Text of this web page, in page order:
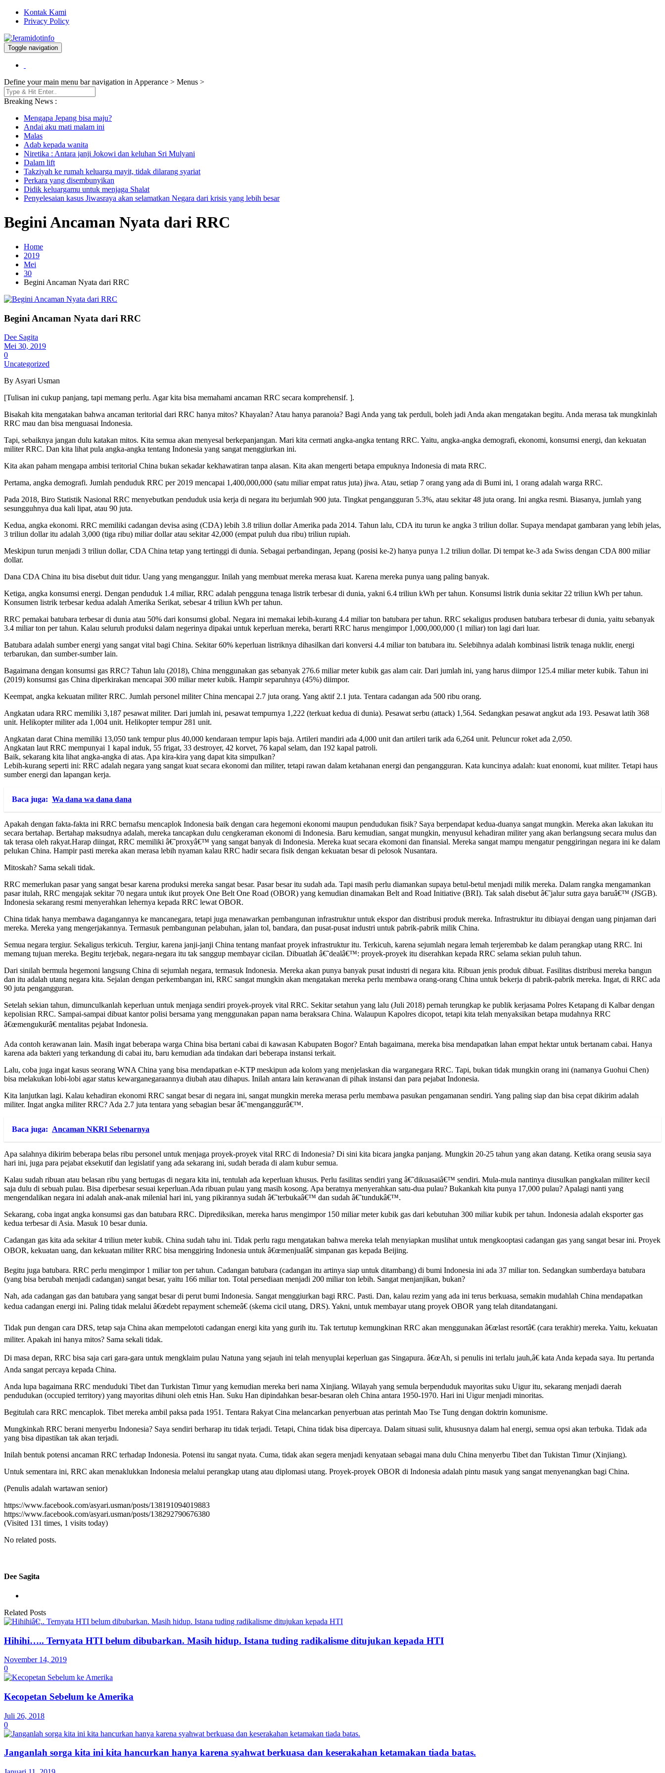
Kontak Kami
Privacy Policy
Jeramidotinfo
Berita dan Informasi Terkini
Toggle navigation
Define your main menu bar navigation in Apperance > Menus >
Breaking News :
Mengapa Jepang bisa maju?
Andai aku mati malam ini
Malas
Adab kepada wanita
Niretika : Antara janji Jokowi dan keluhan Sri Mulyani
Dalam lift
Takziyah ke rumah keluarga mayit, tidak dilarang syariat
Perkara yang disembunyikan
Didik keluargamu untuk menjaga Shalat
Penyelesaian kasus Jiwasraya akan selamatkan Negara dari krisis yang lebih besar
Begini Ancaman Nyata dari RRC
Home
2019
Mei
30
Begini Ancaman Nyata dari RRC
Begini Ancaman Nyata dari RRC
Dee Sagita
Mei 30, 2019
0
Uncategorized
By Asyari Usman
[Tulisan ini cukup panjang, tapi memang perlu. Agar kita bisa memahami ancaman RRC secara komprehensif. ].
Bisakah kita mengatakan bahwa ancaman teritorial dari RRC hanya mitos? Khayalan? Atau hanya paranoia? Bagi Anda yang tak perduli, boleh jadi Anda akan mengatakan begitu. Anda merasa tak mungkinlah
RRC mau dan bisa menguasai Indonesia.
Tapi, sebaiknya jangan dulu katakan mitos. Kita semua akan menyesal berkepanjangan. Mari kita cermati angka-angka tentang RRC. Yaitu, angka-angka demografi, ekonomi, konsumsi energi, dan kekuatan
militer RRC. Dan kita lihat pula angka-angka tentang Indonesia yang sangat menggiurkan ini.
Kita akan paham mengapa ambisi teritorial China bukan sekadar kekhawatiran tanpa alasan. Kita akan mengerti betapa empuknya Indonesia di mata RRC.
Pertama, angka demografi. Jumlah penduduk RRC per 2019 mencapai 1,400,000,000 (satu miliar empat ratus juta) jiwa. Atau, setiap 7 orang yang ada di Bumi ini, 1 orang adalah warga RRC.
Pada 2018, Biro Statistik Nasional RRC menyebutkan penduduk usia kerja di negara itu berjumlah 900 juta. Tingkat pengangguran 5.3%, atau sekitar 48 juta orang. Ini angka resmi. Biasanya, jumlah yang
sesungguhnya dua kali lipat, atau 90 juta.
Kedua, angka ekonomi. RRC memiliki cadangan devisa asing (CDA) lebih 3.8 triliun dollar Amerika pada 2014. Tahun lalu, CDA itu turun ke angka 3 triliun dollar. Supaya mendapat gambaran yang lebih jelas,
3 triliun dollar itu adalah 3,000 (tiga ribu) miliar dollar atau sekitar 42,000 (empat puluh dua ribu) triliun rupiah.
Meskipun turun menjadi 3 triliun dollar, CDA China tetap yang tertinggi di dunia. Sebagai perbandingan, Jepang (posisi ke-2) hanya punya 1.2 triliun dollar. Di tempat ke-3 ada Swiss dengan CDA 800 miliar
dollar.
Dana CDA China itu bisa disebut duit tidur. Uang yang menganggur. Inilah yang membuat mereka merasa kuat. Karena mereka punya uang paling banyak.
Ketiga, angka konsumsi energi. Dengan penduduk 1.4 miliar, RRC adalah pengguna tenaga listrik terbesar di dunia, yakni 6.4 triliun kWh per tahun. Konsumsi listrik dunia sekitar 22 triliun kWh per tahun.
Konsumen listrik terbesar kedua adalah Amerika Serikat, sebesar 4 triliun kWh per tahun.
RRC pemakai batubara terbesar di dunia atau 50% dari konsumsi global. Negara ini memakai lebih-kurang 4.4 miliar ton batubara per tahun. RRC sekaligus produsen batubara terbesar di dunia, yaitu sebanyak
3.4 miliar ton per tahun. Kalau seluruh produksi dalam negerinya dipakai untuk keperluan mereka, berarti RRC harus mengimpor 1,000,000,000 (1 miliar) ton lagi dari luar.
Batubara adalah sumber energi yang sangat vital bagi China. Sekitar 60% keperluan listriknya dihasilkan dari konversi 4.4 miliar ton batubara itu. Selebihnya adalah kombinasi listrik tenaga nuklir, energi
terbarukan, dan sumber-sumber lain.
Bagaimana dengan konsumsi gas RRC? Tahun lalu (2018), China menggunakan gas sebanyak 276.6 miliar meter kubik gas alam cair. Dari jumlah ini, yang harus diimpor 125.4 miliar meter kubik. Tahun ini
(2019) konsumsi gas China diperkirakan mencapai 300 miliar meter kubik. Hampir separuhnya (45%) diimpor.
Keempat, angka kekuatan militer RRC. Jumlah personel militer China mencapai 2.7 juta orang. Yang aktif 2.1 juta. Tentara cadangan ada 500 ribu orang.
Angkatan udara RRC memiliki 3,187 pesawat militer. Dari jumlah ini, pesawat tempurnya 1,222 (terkuat kedua di dunia). Pesawat serbu (attack) 1,564. Sedangkan pesawat angkut ada 193. Pesawat latih 368
unit. Helikopter militer ada 1,004 unit. Helikopter tempur 281 unit.
Angkatan darat China memiliki 13,050 tank tempur plus 40,000 kendaraan tempur lapis baja. Artileri mandiri ada 4,000 unit dan artileri tarik ada 6,264 unit. Peluncur roket ada 2,050.
Angkatan laut RRC mempunyai 1 kapal induk, 55 frigat, 33 destroyer, 42 korvet, 76 kapal selam, dan 192 kapal patroli.
Baik, sekarang kita lihat angka-angka di atas. Apa kira-kira yang dapat kita simpulkan?
Lebih-kurang seperti ini: RRC adalah negara yang sangat kuat secara ekonomi dan militer, tetapi rawan dalam ketahanan energi dan pengangguran. Kata kuncinya adalah: kuat enonomi, kuat militer. Tetapi haus
sumber energi dan lapangan kerja.
Baca juga: Wa dana wa dana dana
Apakah dengan fakta-fakta ini RRC bernafsu mencaplok Indonesia baik dengan cara hegemoni ekonomi maupun pendudukan fisik? Saya berpendapat kedua-duanya sangat mungkin. Mereka akan lakukan itu
secara bertahap. Bertahap maksudnya adalah, mereka tancapkan dulu cengkeraman ekonomi di Indonesia. Baru kemudian, sangat mungkin, menyusul kehadiran militer yang akan berlangsung secara mulus dan
tak terasa oleh rakyat.Harap diingat, RRC memiliki â€˜proxyâ€™ yang sangat banyak di Indonesia. Mereka kuat secara ekomoni dan finansial. Mereka sangat mampu mengatur penggiringan negara ini ke dalam
pelukan China. Hampir pasti mereka akan merasa lebih nyaman kalau RRC hadir secara fisik dengan kekuatan besar di pelosok Nusantara.
Mitoskah? Sama sekali tidak.
RRC memerlukan pasar yang sangat besar karena produksi mereka sangat besar. Pasar besar itu sudah ada. Tapi masih perlu diamankan supaya betul-betul menjadi milik mereka. Dalam rangka mengamankan
pasar itulah, RRC mengajak sekitar 70 negara untuk ikut proyek One Belt One Road (OBOR) yang kemudian dinamakan Belt and Road Initiative (BRI). Tak salah disebut â€˜jalur sutra gaya baruâ€™ (JSGB).
Indonesia sekarang resmi menyerahkan lehernya kepada RRC lewat OBOR.
China tidak hanya membawa dagangannya ke mancanegara, tetapi juga menawarkan pembangunan infrastruktur untuk ekspor dan distribusi produk mereka. Infrastruktur itu dibiayai dengan uang pinjaman dari
mereka. Mereka yang mengerjakannya. Termasuk pembangunan pelabuhan, jalan tol, bandara, dan pusat-pusat industri untuk pabrik-pabrik milik China.
Semua negara tergiur. Sekaligus terkicuh. Tergiur, karena janji-janji China tentang manfaat proyek infrastruktur itu. Terkicuh, karena sejumlah negara lemah terjerembab ke dalam perangkap utang RRC. Ini
memang tujuan mereka. Begitu terjebak, negara-negara itu tak sanggup membayar cicilan. Dibuatlah â€˜dealâ€™: proyek-proyek itu diserahkan kepada RRC selama sekian puluh tahun.
Dari sinilah bermula hegemoni langsung China di sejumlah negara, termasuk Indonesia. Mereka akan punya banyak pusat industri di negara kita. Ribuan jenis produk dibuat. Fasilitas distribusi mereka bangun
dan itu adalah utang negara kita. Sejalan dengan perkembangan ini, RRC sangat mungkin akan mengatakan mereka perlu membawa orang-orang China untuk bekerja di pabrik-pabrik mereka. Ingat, di RRC ada
90 juta pengangguran.
Setelah sekian tahun, dimunculkanlah keperluan untuk menjaga sendiri proyek-proyek vital RRC. Sekitar setahun yang lalu (Juli 2018) pernah terungkap ke publik kerjasama Polres Ketapang di Kalbar dengan
kepolisian RRC. Sampai-sampai dibuat kantor polisi bersama yang menggunakan papan nama beraksara China. Walaupun Kapolres dicopot, tetapi kita telah menyaksikan betapa mudahnya RRC
â€œmengukurâ€ mentalitas pejabat Indonesia.
Ada contoh kerawanan lain. Masih ingat beberapa warga China bisa bertani cabai di kawasan Kabupaten Bogor? Entah bagaimana, mereka bisa mendapatkan lahan empat hektar untuk bertanam cabai. Hanya
karena ada bakteri yang terkandung di cabai itu, baru kemudian ada tindakan dari beberapa instansi terkait.
Lalu, coba juga ingat kasus seorang WNA China yang bisa mendapatkan e-KTP meskipun ada kolom yang menjelaskan dia warganegara RRC. Tapi, bukan tidak mungkin orang ini (namanya Guohui Chen)
bisa melakukan lobi-lobi agar status kewarganegaraannya diubah atau dihapus. Inilah antara lain kerawanan di pihak instansi dan para pejabat Indonesia.
Kita lanjutkan lagi. Kalau kehadiran ekonomi RRC sangat besar di negara ini, sangat mungkin mereka merasa perlu membawa pasukan pengamanan sendiri. Yang paling siap dan bisa cepat dikirim adalah
militer. Ingat angka militer RRC? Ada 2.7 juta tentara yang sebagian besar â€˜menganggurâ€™.
Baca juga: Ancaman NKRI Sebenarnya
Apa salahnya dikirim beberapa belas ribu personel untuk menjaga proyek-proyek vital RRC di Indonesia? Di sini kita bicara jangka panjang. Mungkin 20-25 tahun yang akan datang. Ketika orang seusia saya
hari ini, juga para pejabat eksekutif dan legislatif yang ada sekarang ini, sudah berada di alam kubur semua.
Kalau sudah ribuan atau belasan ribu yang bertugas di negara kita ini, tentulah ada keperluan khusus. Perlu fasilitas sendiri yang â€˜dikuasaiâ€™ sendiri. Mula-mula nantinya diusulkan pangkalan militer kecil
saja dulu di sebuah pulau. Bisa diperbesar sesuai keperluan.Ada ribuan pulau yang masih kosong. Apa beratnya menyerahkan satu-dua pulau? Bukankah kita punya 17,000 pulau? Apalagi nanti yang
mengendalikan negara ini adalah anak-anak milenial hari ini, yang pikirannya sudah â€˜terbukaâ€™ dan sudah â€˜tundukâ€™.
Sekarang, coba ingat angka konsumsi gas dan batubara RRC. Diprediksikan, mereka harus mengimpor 150 miliar meter kubik gas dari kebutuhan 300 miliar kubik per tahun. Indonesia adalah eksporter gas
kedua terbesar di Asia. Masuk 10 besar dunia.
Cadangan gas kita ada sekitar 4 triliun meter kubik. China sudah tahu ini. Tidak perlu ragu mengatakan bahwa mereka telah menyiapkan muslihat untuk mengkooptasi cadangan gas yang sangat besar ini. Proyek
OBOR, kekuatan uang, dan kekuatan militer RRC bisa menggiring Indonesia untuk â€œmenjualâ€ simpanan gas kepada Beijing.
Begitu juga batubara. RRC perlu mengimpor 1 miliar ton per tahun. Cadangan batubara (cadangan itu artinya siap untuk ditambang) di bumi Indonesia ini ada 37 miliar ton. Sedangkan sumberdaya batubara
(yang bisa berubah menjadi cadangan) sangat besar, yaitu 166 miliar ton. Total persediaan menjadi 200 miliar ton lebih. Sangat menjanjikan, bukan?
Nah, ada cadangan gas dan batubara yang sangat besar di perut bumi Indonesia. Sangat menggiurkan bagi RRC. Pasti. Dan, kalau rezim yang ada ini terus berkuasa, semakin mudahlah China mendapatkan
kedua cadangan energi ini. Paling tidak melalui â€œdebt repayment schemeâ€ (skema cicil utang, DRS). Yakni, untuk membayar utang proyek OBOR yang telah ditandatangani.
Tidak pun dengan cara DRS, tetap saja China akan mempelototi cadangan energi kita yang gurih itu. Tak tertutup kemungkinan RRC akan menggunakan â€œlast resortâ€ (cara terakhir) mereka. Yaitu, kekuatan
militer. Apakah ini hanya mitos? Sama sekali tidak.
Di masa depan, RRC bisa saja cari gara-gara untuk mengklaim pulau Natuna yang sejauh ini telah menyuplai keperluan gas Singapura. â€œAh, si penulis ini terlalu jauh,â€ kata Anda kepada saya. Itu pertanda
Anda sangat percaya kepada China.
Anda lupa bagaimana RRC menduduki Tibet dan Turkistan Timur yang kemudian mereka beri nama Xinjiang. Wilayah yang semula berpenduduk mayoritas suku Uigur itu, sekarang menjadi daerah
pendudukan (occupied territory) yang mayoritas dihuni oleh etnis Han. Suku Han dipindahkan besar-besaran oleh China antara 1950-1970. Hari ini Uigur menjadi minoritas.
Begitulah cara RRC mencaplok. Tibet mereka ambil paksa pada 1951. Tentara Rakyat Cina melancarkan penyerbuan atas perintah Mao Tse Tung dengan doktrin komunisme.
Mungkinkah RRC berani menyerbu Indonesia? Saya sendiri berharap itu tidak terjadi. Tetapi, China tidak bisa dipercaya. Dalam situasi sulit, khususnya dalam hal energi, semua opsi akan terbuka. Tidak ada
yang bisa dipastikan tak akan terjadi.
Inilah bentuk potensi ancaman RRC terhadap Indonesia. Potensi itu sangat nyata. Cuma, tidak akan segera menjadi kenyataan sebagai mana dulu China menyerbu Tibet dan Tukistan Timur (Xinjiang).
Untuk sementara ini, RRC akan menaklukkan Indonesia melalui perangkap utang atau diplomasi utang. Proyek-proyek OBOR di Indonesia adalah pintu masuk yang sangat menyenangkan bagi China.
(Penulis adalah wartawan senior)
https://www.facebook.com/asyari.usman/posts/138191094019883
https://www.facebook.com/asyari.usman/posts/138292790676380
(Visited 131 times, 1 visits today)
No related posts.
Dee Sagita
Related Posts
Hihihi….. Ternyata HTI belum dibubarkan. Masih hidup. Istana tuding radikalisme ditujukan kepada HTI
November 14, 2019
0
Kecopetan Sebelum ke Amerika
Juli 26, 2018
0
Janganlah sorga kita ini kita hancurkan hanya karena syahwat berkuasa dan keserakahan ketamakan tiada batas.